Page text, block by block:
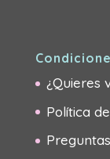
¿Quieres
Política